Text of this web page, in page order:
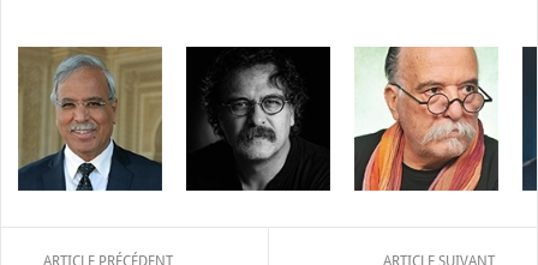
ARTICLE PRÉCÉDENT ARTICLE SUIVANT